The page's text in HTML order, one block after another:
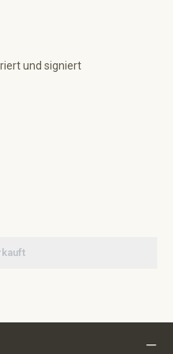
und signiert